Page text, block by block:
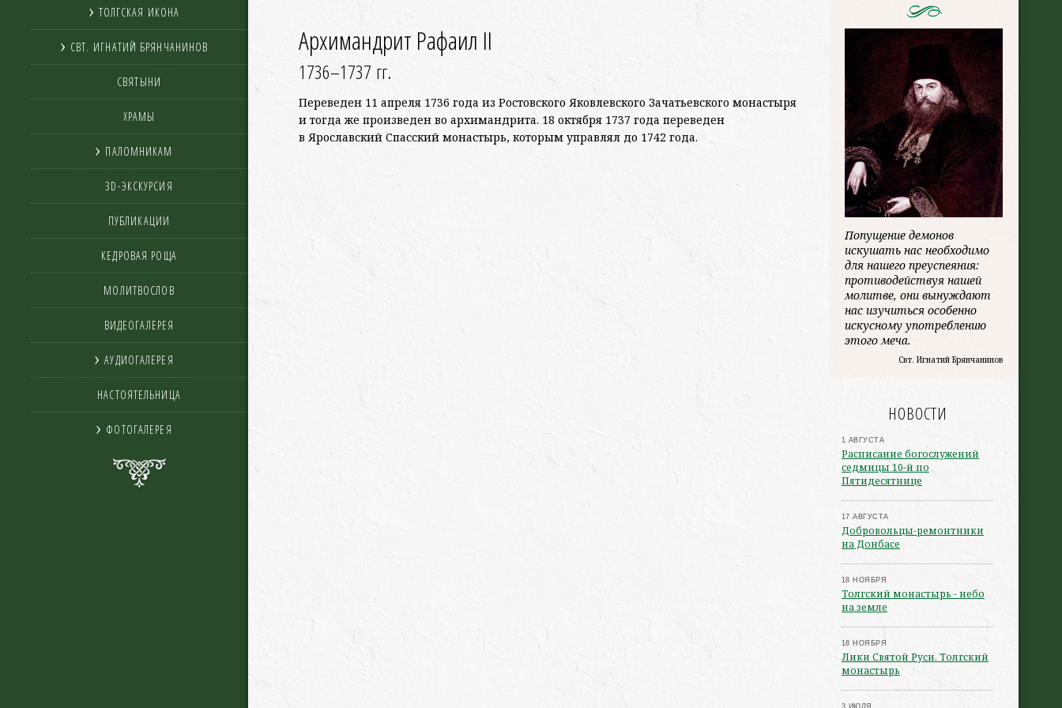
ТОЛГСКАЯ ИКОНА
СВТ. ИГНАТИЙ БРЯНЧАНИНОВ
СВЯТЫНИ
ХРАМЫ
ПАЛОМНИКАМ
3D-ЭКСКУРСИЯ
ПУБЛИКАЦИИ
КЕДРОВАЯ РОЩА
МОЛИТВОСЛОВ
ВИДЕОГАЛЕРЕЯ
АУДИОГАЛЕРЕЯ
НАСТОЯТЕЛЬНИЦА
ФОТОГАЛЕРЕЯ
Попущение демонов
искушать нас необходимо
для нашего преуспеяния:
противодействуя нашей
молитве, они вынуждают
нас изучиться особенно
искусному употреблению
этого меча.
Свт. Игнатий Брянчанинов
НОВОСТИ
1 АВГУСТА
Расписание богослужений
седмицы 10-й по
Пятидесятнице
17 АВГУСТА
Добровольцы-ремонтники
на Донбасе
18 НОЯБРЯ
Толгский монастырь - небо
на земле
18 НОЯБРЯ
Лики Святой Руси. Толгский
монастырь
3 ИЮЛЯ
Архимандрит Рафаил II
1736–1737 гг.
Переведен 11 апреля 1736 года из Ростовского Яковлевского Зачатьевского монастыря
и тогда же произведен во архимандрита. 18 октября 1737 года переведен
в Ярославский Спасский монастырь, которым управлял до 1742 года.